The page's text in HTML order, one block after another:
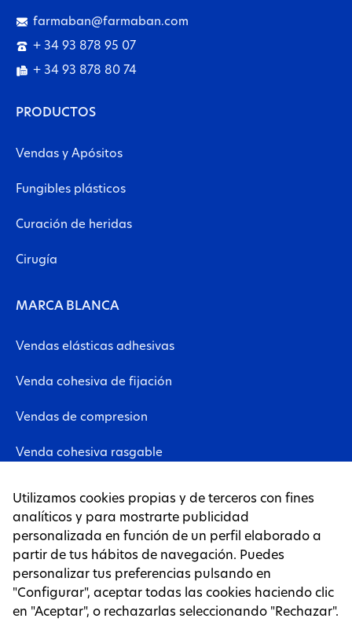
farmaban@farmaban.com
+ 34 93 878 95 07
+ 34 93 878 80 74
PRODUCTOS
Vendas y Apósitos
Fungibles plásticos
Curación de heridas
Cirugía
MARCA BLANCA
Vendas elásticas adhesivas
Venda cohesiva de fijación
Vendas de compresion
Venda cohesiva rasgable
Vendas neuromusculares
Lámina de tejido no tejido
Tapes
PÁGINAS LEGALES
Utilizamos cookies propias y de terceros con fines
analíticos y para mostrarte publicidad
personalizada en función de un perfil elaborado a
partir de tus hábitos de navegación. Puedes
personalizar tus preferencias pulsando en
"Configurar", aceptar todas las cookies haciendo clic
en "Aceptar", o rechazarlas seleccionando "Rechazar".